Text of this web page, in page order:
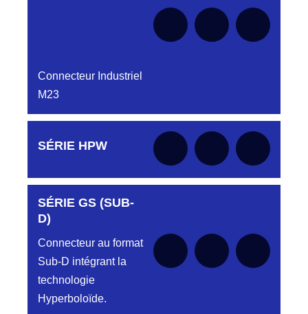
Connecteur Industriel
M23
Aucune pièce disponible pour cette série pour
le moment
SÉRIE HPW
Aucune pièce disponible pour cette série pour
SÉRIE GS (SUB-
D)
Connecteur au format
Sub-D intégrant la
technologie
Hyperboloïde.